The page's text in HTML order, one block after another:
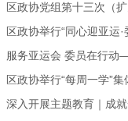
区政协党组第十三次（
区政协举行“同心迎亚运·
服务亚运会 委员在行动
区政协举行“每周一学”集
深入开展主题教育｜成就